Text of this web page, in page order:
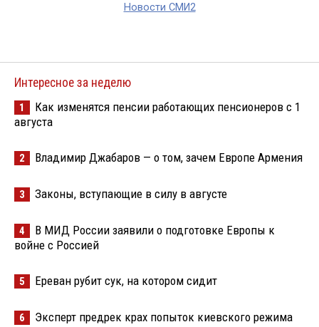
Новости СМИ2
Интересное за неделю
1
Как изменятся пенсии работающих пенсионеров с 1
августа
2 Владимир Джабаров — о том, зачем Европе Армения
3 Законы, вступающие в силу в августе
4
В МИД России заявили о подготовке Европы к
войне с Россией
5 Ереван рубит сук, на котором сидит
6
Эксперт предрек крах попыток киевского режима